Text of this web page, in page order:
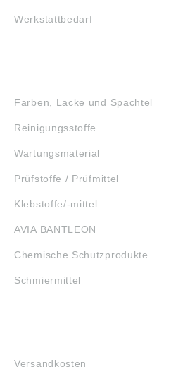
Werkstattbedarf
Farben, Lacke und Spachtel
Reinigungsstoffe
Wartungsmaterial
Prüfstoffe / Prüfmittel
Klebstoffe/-mittel
AVIA BANTLEON
Chemische Schutzprodukte
Schmiermittel
Versandkosten